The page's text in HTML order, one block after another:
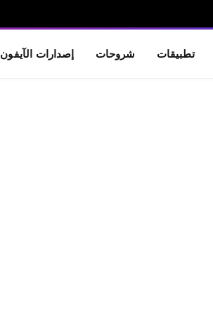
تطبيقات شروحات إصدارات الآيفون